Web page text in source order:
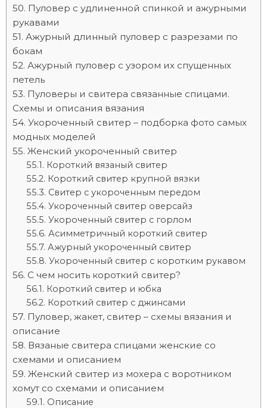
Пуловер с удлиненной спинкой и ажурными
рукавами
Ажурный длинный пуловер с разрезами по
бокам
Ажурный пуловер с узором их спущенных
петель
Пуловеры и свитера связанные спицами.
Схемы и описания вязания
Укороченный свитер – подборка фото самых
модных моделей
Женский укороченный свитер
Короткий вязаный свитер
Короткий свитер крупной вязки
Свитер с укороченным передом
Укороченный свитер оверсайз
Укороченный свитер с горлом
Асимметричный короткий свитер
Ажурный укороченный свитер
Укороченный свитер с коротким рукавом
С чем носить короткий свитер?
Короткий свитер и юбка
Короткий свитер с джинсами
Пуловер, жакет, свитер – схемы вязания и
описание
Вязаные свитера спицами женские со
схемами и описанием
Женский свитер из мохера с воротником
хомут со схемами и описанием
Описание